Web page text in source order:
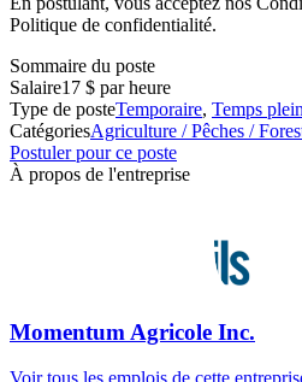
Politique de confidentialité.
Sommaire du poste
Salaire17 $ par heure
Type de posteTemporaire, Temps plein
CatégoriesAgriculture / Pêches /
Postuler pour ce poste
À propos de l'entreprise
Momentum Agricole Inc.